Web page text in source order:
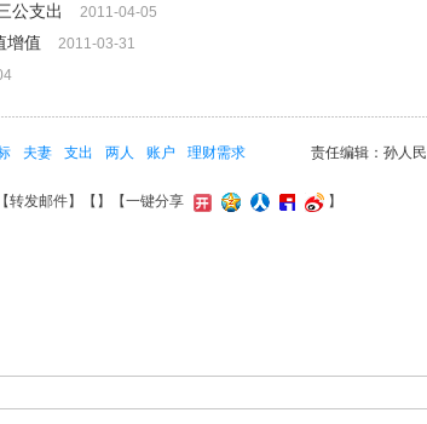
公支出 2011-04-05
增值 2011-03-31
责任编辑：孙人民
夫妻 支出 两人 账户 理财需求
转发邮件】【 】 【一键分享 】